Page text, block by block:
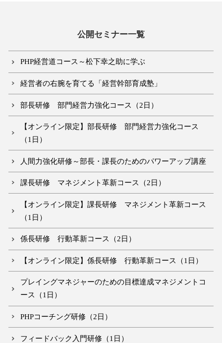
公開セミナー一覧
PHP経営道コース～松下幸之助に学ぶ
経営者の右腕を育てる「経営幹部育成塾」
部長研修 部門経営力強化コース（2日）
【オンライン限定】部長研修 部門経営力強化コース
（1日）
人間力強化研修～部長・課長のためのパワーアップ講座
課長研修 マネジメント革新コース（2日）
【オンライン限定】課長研修 マネジメント革新コース
（1日）
係長研修 行動革新コース（2日）
【オンライン限定】係長研修 行動革新コース（1日）
プレイングマネジャーのための目標達成マネジメントコ
ース（1日）
PHPコーチング研修（2日）
フィードバック入門研修（1日）